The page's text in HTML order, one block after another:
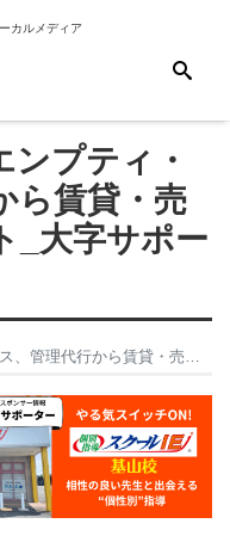
カルメディア
ンプティ・
ら賃貸・売
_大字サポー
売却まで徹底サポート_大字サポーター